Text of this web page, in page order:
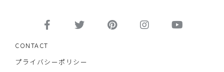
CONTACT
プライバシーポリシー